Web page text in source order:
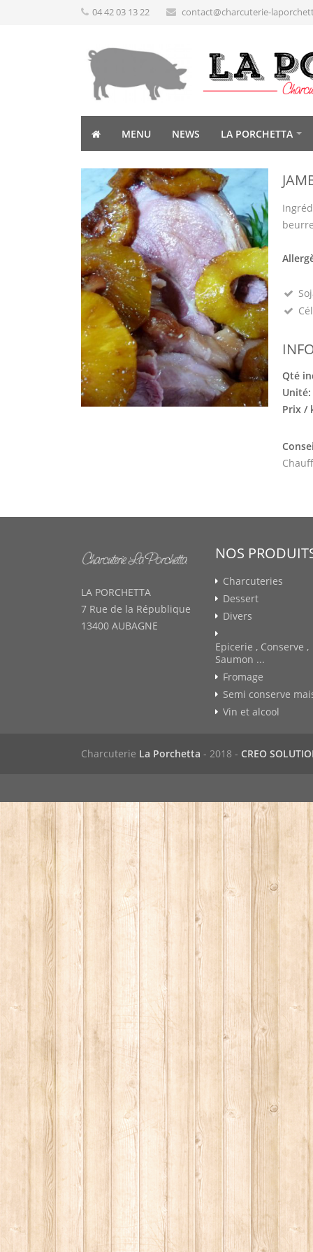
04 42 03 13 22 contact@charcuterie-
MENU NEWS LA PORCHETTA
Qté
Unité:
Prix /
LA PORCHETTA
7 Rue de la République
13400 AUBAGNE
NOS
Charcuteries
Dessert
Divers
Epicerie , Conserve ,
Saumon ...
Fromage
Semi conserve
Vin et alcool
Charcuterie La Porchetta - 2018 - CREO